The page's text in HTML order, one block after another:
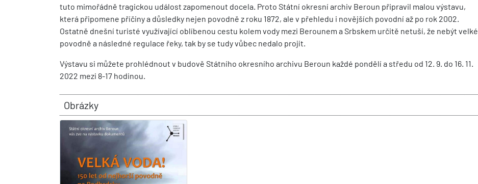
tuto mimořádně tragickou událost zapomenout docela. Proto Státní okresní archiv Beroun připravil malou výstavu,
která připomene příčiny a důsledky nejen povodně z roku 1872, ale v přehledu i novějších povodní až po rok 2002.
Ostatně dnešní turisté využívající oblíbenou cestu kolem vody mezi Berounem a Srbskem určitě netuší, že nebýt velké
povodně a následné regulace řeky, tak by se tudy vůbec nedalo projít.
Výstavu si můžete prohlédnout v budově Státního okresního archivu Beroun každé pondělí a středu od 12. 9. do 16. 11.
2022 mezi 8-17 hodinou.
Obrázky